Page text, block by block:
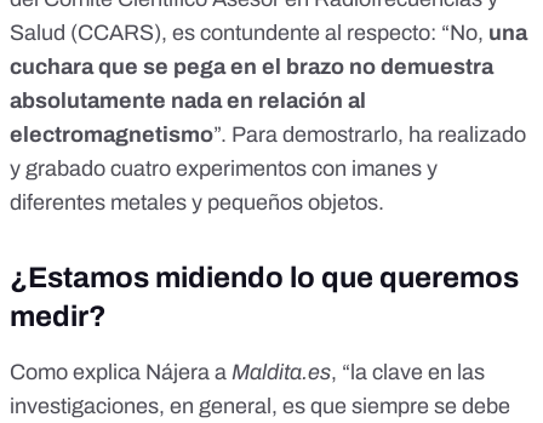
Salud (CCARS), es contundente al respecto: “No, una
cuchara que se pega en el brazo no demuestra
absolutamente nada en relación al
electromagnetismo”. Para demostrarlo, ha realizado
y grabado cuatro experimentos con imanes y
diferentes metales y pequeños objetos.
¿Estamos midiendo lo que queremos
medir?
Como explica Nájera a Maldita.es, “la clave en las
investigaciones, en general, es que siempre se debe